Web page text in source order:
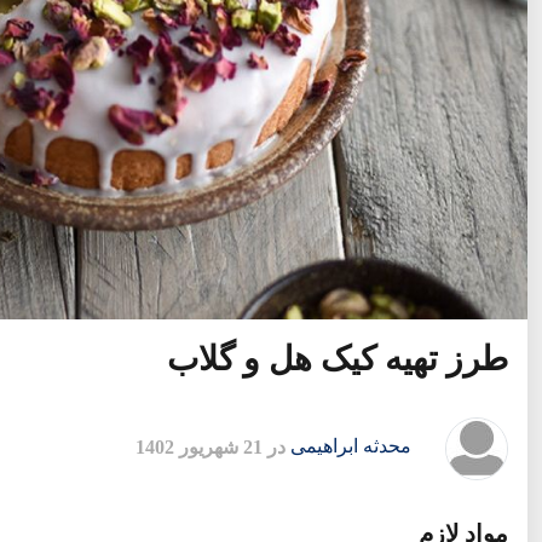
طرز تهیه کیک هل و گلاب
محدثه ابراهیمی در 21 شهریور 1402
مواد لازم